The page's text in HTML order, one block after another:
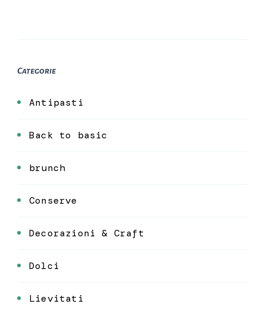
Categorie
Antipasti
Back to basic
brunch
Conserve
Decorazioni & Craft
Dolci
Lievitati